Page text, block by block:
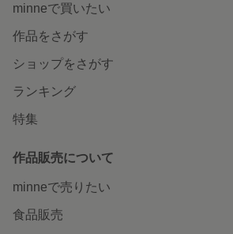
minneで買いたい
作品をさがす
ショップをさがす
ランキング
特集
作品販売について
minneで売りたい
食品販売